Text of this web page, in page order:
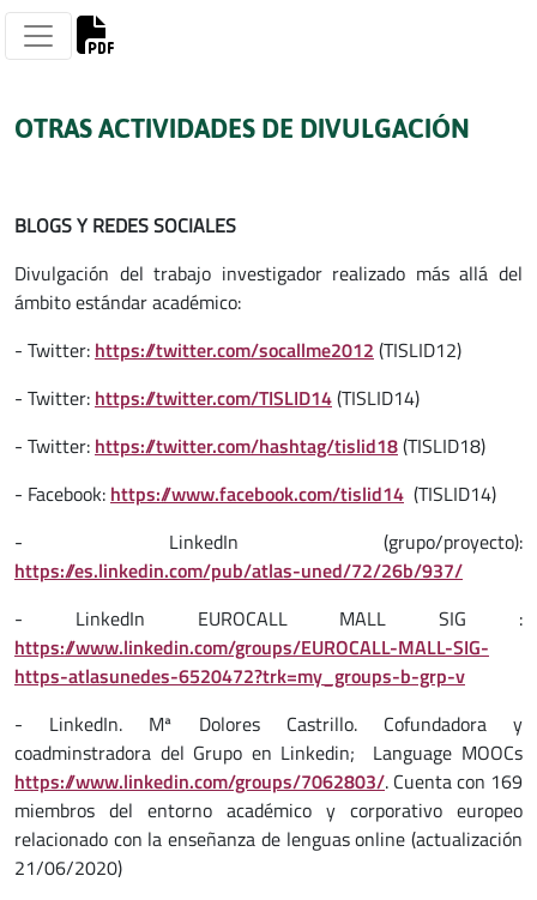
OTRAS ACTIVIDADES DE DIVULGACIÓN
BLOGS Y REDES SOCIALES
Divulgación del trabajo investigador realizado más allá del
ámbito estándar académico:
- Twitter: https://twitter.com/socallme2012 (TISLID12)
- Twitter: https://twitter.com/TISLID14(TISLID14)
- Twitter: https://twitter.com/hashtag/tislid18(TISLID18)
- Facebook: https://www.facebook.com/tislid14 (TISLID14)
- LinkedIn (grupo/proyecto):
https://es.linkedin.com/pub/atlas-uned/72/26b/937/
- LinkedIn EUROCALL MALL SIG :
https://www.linkedin.com/groups/EUROCALL-MALL-SIG-
https-atlasunedes-6520472?trk=my_groups-b-grp-v
- LinkedIn. Mª Dolores Castrillo. Cofundadora y
coadminstradora del Grupo en Linkedin; Language MOOCs
https://www.linkedin.com/groups/7062803/. Cuenta con 169
miembros del entorno académico y corporativo europeo
relacionado con la enseñanza de lenguas online (actualización
21/06/2020)